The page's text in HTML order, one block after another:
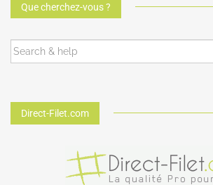
Que cherchez-vous ?
Direct-Filet.com